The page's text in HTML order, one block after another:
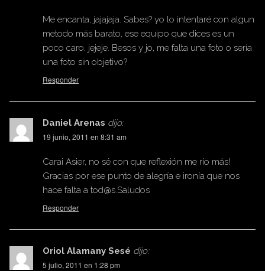
Me encanta, jajajaja. Sabes? yo lo intentaré con algun
metodo más barato, ese equipo que dices es un
poco caro, jejeje. Besos y jo, me falta una foto o sería
una foto sin objetivo?
Responder
Daniel Arenas dijo:
19 junio, 2011 en 8:31 am
Carai Asier, no sé con que reflexión me río más!
Gracias por ese punto de alegría e ironía que nos
hace falta a tod@s.Saludos
Responder
Oriol Alamany Sesé dijo:
5 julio, 2011 en 1:28 pm